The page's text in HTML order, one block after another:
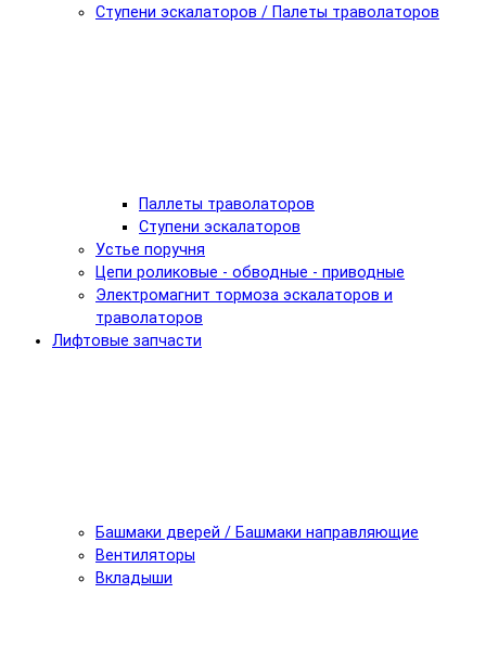
Ступени эскалаторов / Палеты траволаторов
Паллеты траволаторов
Ступени эскалаторов
Устье поручня
Цепи роликовые - обводные - приводные
Электромагнит тормоза эскалаторов и
траволаторов
Лифтовые запчасти
Башмаки дверей / Башмаки направляющие
Вентиляторы
Вкладыши